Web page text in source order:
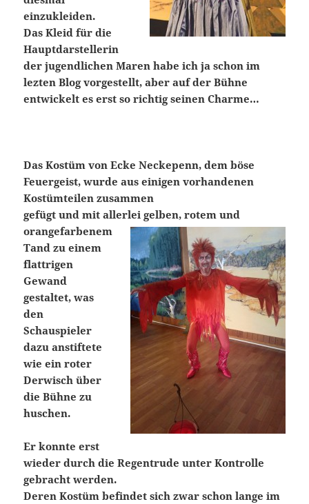
einzukleiden.
Das Kleid für die
Hauptdarstellerin
der jugendlichen Maren habe ich ja schon im
lezten Blog vorgestellt, aber auf der Bühne
entwickelt es erst so richtig seinen Charme…
Das Kostüm von Ecke Neckepenn, dem böse
Feuergeist, wurde aus einigen vorhandenen
Kostümteilen zusammen
gefügt und mit allerlei gelben, rotem und
orangefarbenem
Tand zu einem
flattrigen
Gewand
gestaltet, was
den
Schauspieler
dazu anstiftete
wie ein roter
Derwisch über
die Bühne zu
huschen.
Er konnte erst
wieder durch die Regentrude unter Kontrolle
gebracht werden.
Deren Kostüm befindet sich zwar schon lange im